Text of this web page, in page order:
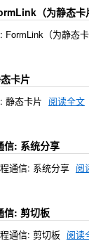
（为静态卡
（为静态
卡片
静态卡片 阅读全文
信: 系统分享
通信: 系统分享 阅
信: 剪切板
通信: 剪切板 阅读